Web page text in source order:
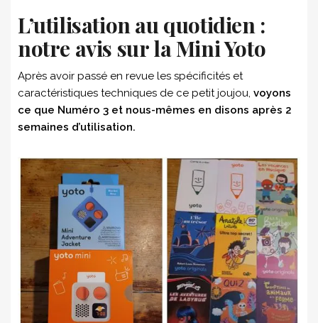
L’utilisation au quotidien :
notre avis sur la Mini Yoto
Après avoir passé en revue les spécificités et
caractéristiques techniques de ce petit joujou, voyons
ce que Numéro 3 et nous-mêmes en disons après 2
semaines d’utilisation.